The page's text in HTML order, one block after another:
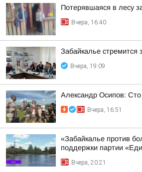
Потерявшаяся в лесу
Вчера, 16:40
Забайкалье стремится
Вчера, 19:09
Александр Осипов:
Вчера, 16:51
«Забайкалье против
поддержки партии
Вчера, 20:21